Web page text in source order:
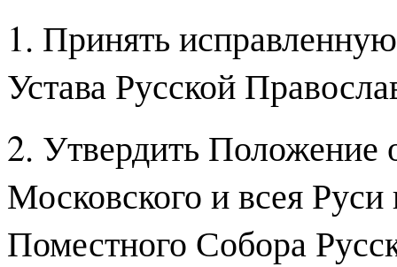
1. Принять
Устава Русской
2. Утвердить Положение
Московского и всея
Поместного Собора